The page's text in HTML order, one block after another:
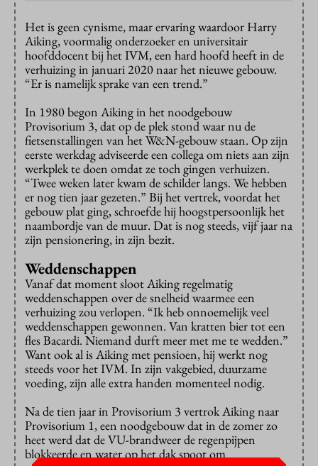
Het is geen cynisme, maar ervaring waardoor Harry
Aiking, voormalig onderzoeker en universitair
hoofddocent bij het IVM, een hard hoofd heeft in de
verhuizing in januari 2020 naar het nieuwe gebouw.
“Er is namelijk sprake van een trend.”
In 1980 begon Aiking in het noodgebouw
Provisorium 3, dat op de plek stond waar nu de
fietsenstallingen van het W&N-gebouw staan. Op zijn
eerste werkdag adviseerde een collega om niets aan zijn
werkplek te doen omdat ze toch gingen verhuizen.
“Twee weken later kwam de schilder langs. We hebben
er nog tien jaar gezeten.” Bij het vertrek, voordat het
gebouw plat ging, schroefde hij hoogstpersoonlijk het
naambordje van de muur. Dat is nog steeds, vijf jaar na
zijn pensionering, in zijn bezit.
Weddenschappen
Vanaf dat moment sloot Aiking regelmatig
weddenschappen over de snelheid waarmee een
verhuizing zou verlopen. “Ik heb onnoemelijk veel
weddenschappen gewonnen. Van kratten bier tot een
fles Bacardi. Niemand durft meer met me te wedden.”
Want ook al is Aiking met pensioen, hij werkt nog
steeds voor het IVM. In zijn vakgebied, duurzame
voeding, zijn alle extra handen momenteel nodig.
Na de tien jaar in Provisorium 3 vertrok Aiking naar
Provisorium 1, een noodgebouw dat in de zomer zo
heet werd dat de VU-brandweer de regenpijpen
blokkeerde en water op het dak spoot om